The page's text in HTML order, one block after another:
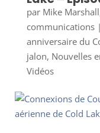
par Mike
communications|
anniversaire du
jalon, Nouvelles
Vidéos